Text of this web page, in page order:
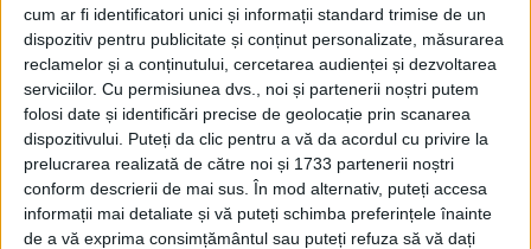
cum ar fi identificatori unici și informații standard trimise de un
dispozitiv pentru publicitate și conținut personalizate, măsurarea
reclamelor și a conținutului, cercetarea audienței și dezvoltarea
serviciilor. Cu permisiunea dvs., noi și partenerii noștri putem
folosi date și identificări precise de geolocație prin scanarea
dispozitivului. Puteți da clic pentru a vă da acordul cu privire la
prelucrarea realizată de către noi și 1733 partenerii noștri
conform descrierii de mai sus. În mod alternativ, puteți accesa
informații mai detaliate și vă puteți schimba preferințele înainte
de a vă exprima consimțământul sau puteți refuza să vă dați
Costurile de reconstrucție a An-225 de 330
de tone sunt estimate să depășească 500
de milioane de euro, potrivit declarației
Antonov. Este cel mai greu avion construit
vreodată.